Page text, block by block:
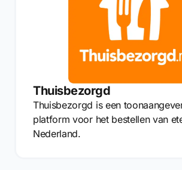
Thuisbezorgd
Thuisbezorgd is een
platform voor het bestellen van
Nederland.